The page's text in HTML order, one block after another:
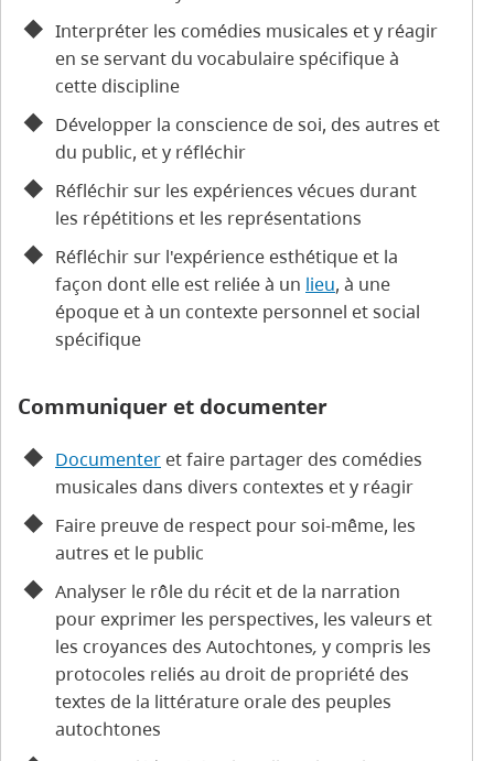
Interpréter les comédies musicales et y réagir
en se servant du vocabulaire spécifique à
cette discipline
Développer la conscience de soi, des autres et
du public, et y réfléchir
Réfléchir sur les expériences vécues durant
les répétitions et les représentations
Réfléchir sur l'expérience esthétique et la
façon dont elle est reliée à un lieu, à une
époque et à un contexte personnel et social
spécifique
Communiquer et documenter
Documenter et faire partager des comédies
musicales dans divers contextes et y réagir
Faire preuve de respect pour soi-même, les
autres et le public
Analyser le rôle du récit et de la narration
pour exprimer les perspectives, les valeurs et
les croyances des Autochtones, y compris les
protocoles reliés au droit de propriété des
textes de la littérature orale des peuples
autochtones